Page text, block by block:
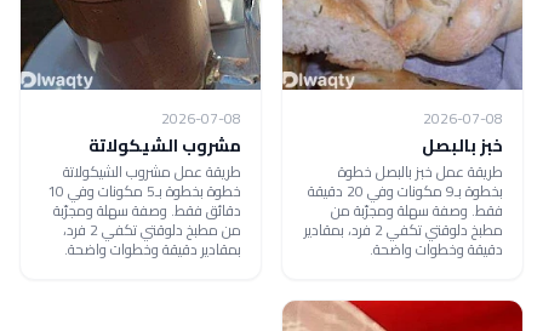
2026-07-08
خبز بالبصل
طريقة عمل خبز بالبصل خطوة
بخطوة بـ9 مكونات وفي 20 دقيقة
فقط. وصفة سهلة ومجرّبة من
مطبخ دلوقتي تكفي 2 فرد، بمقادير
دقيقة وخطوات واضحة.
2026-07-08
مشروب الشيكولاتة
طريقة عمل مشروب الشيكولاتة
خطوة بخطوة بـ5 مكونات وفي 10
دقائق فقط. وصفة سهلة ومجرّبة
من مطبخ دلوقتي تكفي 2 فرد،
بمقادير دقيقة وخطوات واضحة.